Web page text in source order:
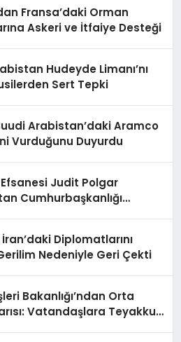
Fransa’daki Orman
Askeri ve İtfaiye Desteği
Hudeyde Limanı’nı
Sert Tepki
Arabistan’daki Aramco
Vurduğunu Duyurdu
Judit Polgar
Cumhurbaşkanlığı
Diplomatlarını
Nedeniyle Geri Çekti
Bakanlığı’ndan Orta
Vatandaşlara Teyakkuz